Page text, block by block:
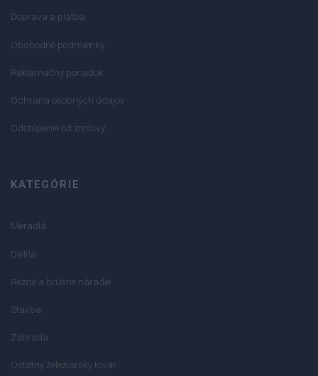
Doprava a platba
Obchodné podmienky
Reklamačný poriadok
Ochrana osobných údajov
Odstúpenie od zmluvy
KATEGÓRIE
Meradlá
Dielňa
Rezné a brúsne náradie
Stavba
Záhrada
Ostatný železiarsky tovar